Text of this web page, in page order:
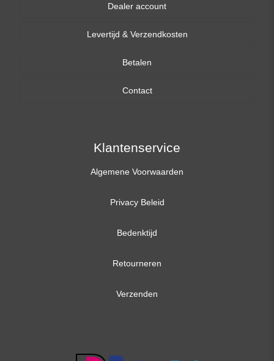
13,3 inch
14,0 inch
15,6 inch
17,3 inch
Dealer account
Levertijd & Verzendkosten
Betalen
Contact
Klantenservice
Algemene Voorwaarden
Privacy Beleid
Bedenktijd
Retourneren
Verzenden